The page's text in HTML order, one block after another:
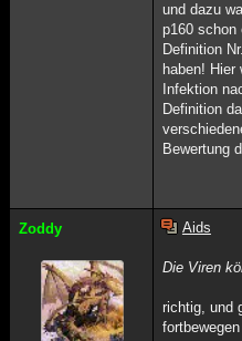
und dazu
p160 schon
Definition
haben!
Infektion
Definition
Bewertung
Zoddy Aids
Die Viren
richtig, und